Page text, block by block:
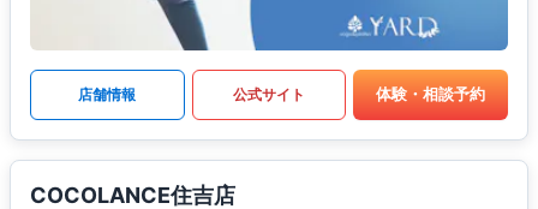
店舗情報 公式サイト 体験・相談予約
COCOLANCE住吉店